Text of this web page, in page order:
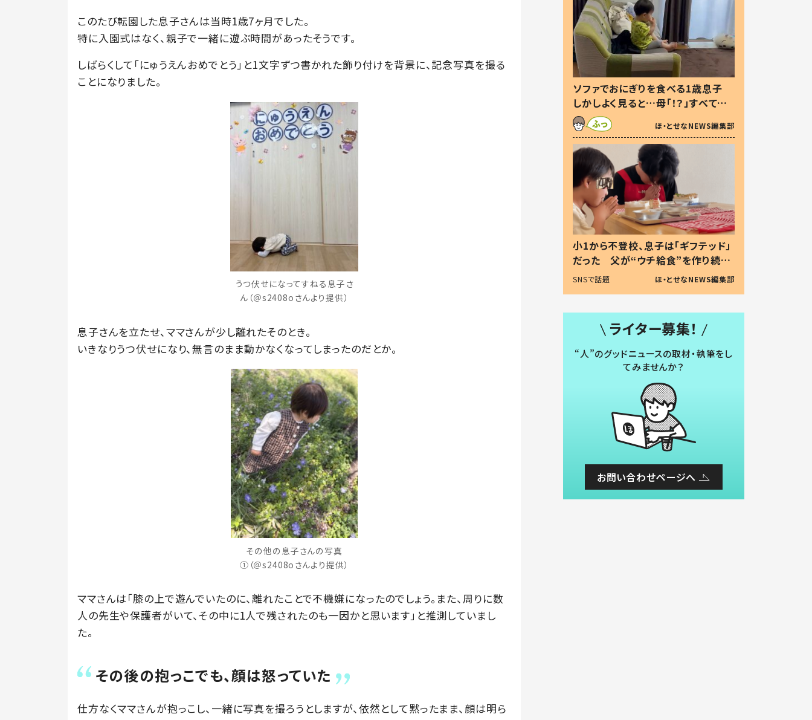
このたび転園した息子さんは当時1歳7ヶ月でした。
特に入園式はなく、親子で一緒に遊ぶ時間があったそうです。
しばらくして「にゅうえんおめでとう」と1文字ずつ書かれた飾り付けを背景に、記念写真を撮る
ことになりました。
うつ伏せになってすねる息子さ
ん（＠s2408oさんより提供）
息子さんを立たせ、ママさんが少し離れたそのとき。
いきなりうつ伏せになり、無言のまま動かなくなってしまったのだとか。
その他の息子さんの写真
①（＠s2408oさんより提供）
ママさんは「膝の上で遊んでいたのに、離れたことで不機嫌になったのでしょう。また、周りに数
人の先生や保護者がいて、その中に1人で残されたのも一因かと思います」と推測していまし
た。
その後の抱っこでも、顔は怒っていた
仕方なくママさんが抱っこし、一緒に写真を撮ろうとしますが、依然として黙ったまま、顔は明ら
ソファでおにぎりを食べる1歳息子
しかしよく見ると…母「！？」すべてを
察した母の投稿に「可愛いから許
す！」「現行犯〜」
ほ・とせなNEWS編集部
小1から不登校、息子は「ギフテッド」
だった 父が“ウチ給食”を作り続け
る理由とは #令和の親 #令和の子
SNSで話題 ほ・とせなNEWS編集部
ライター募集！
“人”のグッドニュースの取材・執筆をし
てみませんか？
お問い合わせページへ